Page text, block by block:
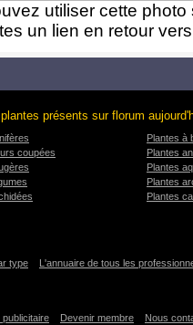
utiliser cette photo
un lien en retour
présents sur florum
coupées
Plantes à
Plantes
Plantes
Plantes
Plantes
type L'annuaire de tous les
publicitaire Devenir membre Nous